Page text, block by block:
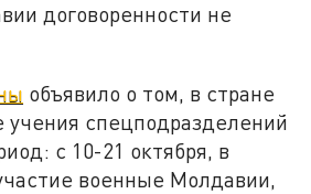
договоренности не
объявило о том, в стране
учения спецподразделений
с 10-21 октября, в
военные Молдавии,